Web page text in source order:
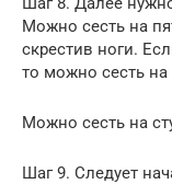
Можно сесть на
скрестив ноги.
то можно сесть на
Можно сесть на
Шаг 9. Следует